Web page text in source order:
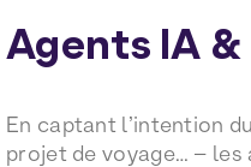
Agents IA
En captant l’intention
projet de voyage… –